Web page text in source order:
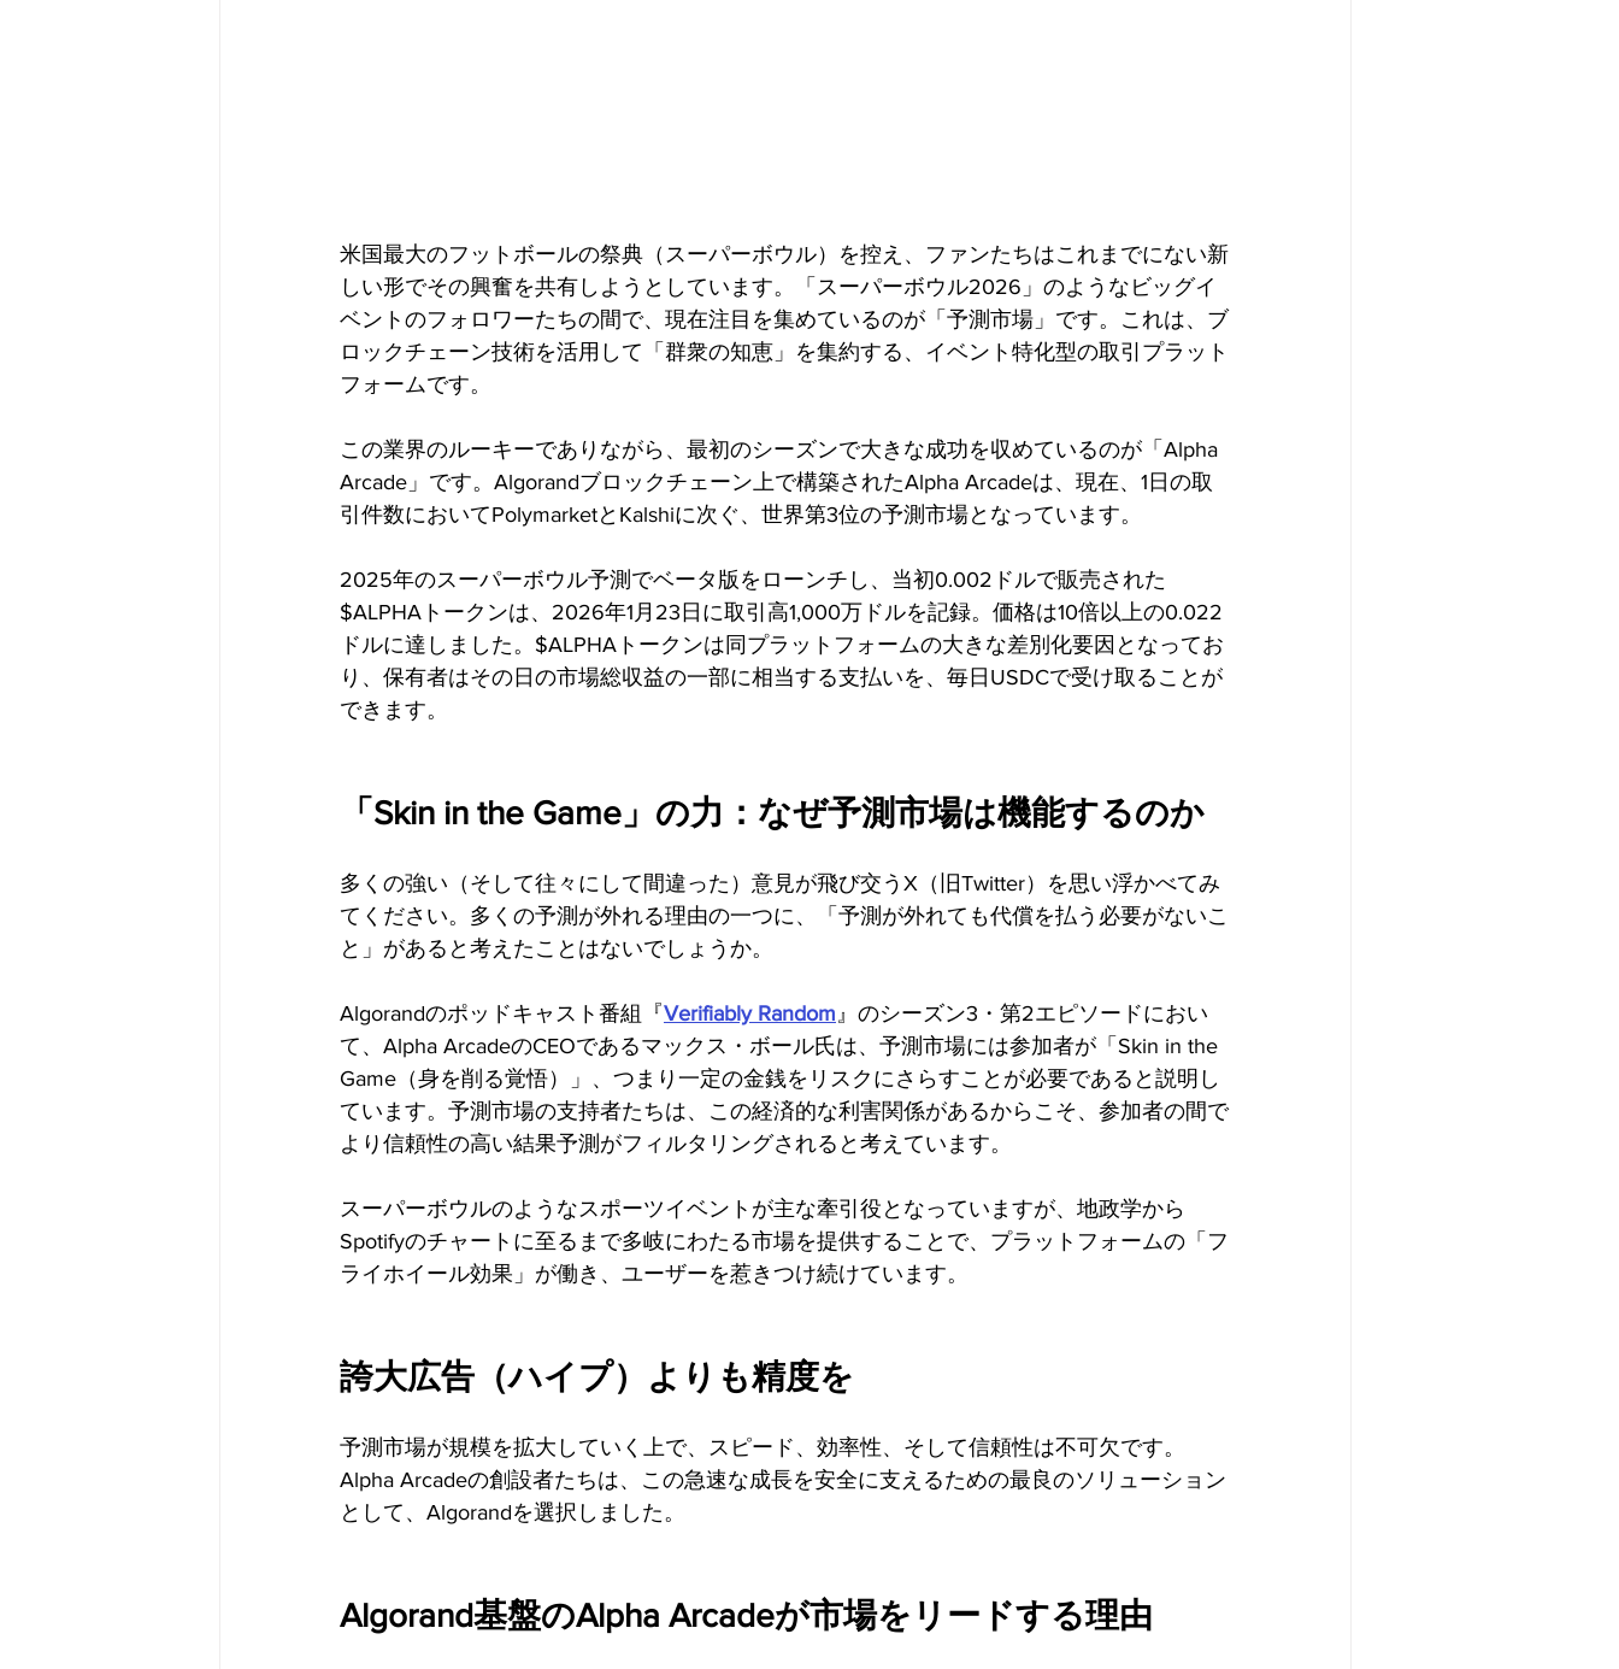
米国最大のフットボールの祭典（スーパーボウル）を控え、ファンたちはこれまでにない新
しい形でその興奮を共有しようとしています。「スーパーボウル2026」のようなビッグイ
ベントのフォロワーたちの間で、現在注目を集めているのが「予測市場」です。これは、ブ
ロックチェーン技術を活用して「群衆の知恵」を集約する、イベント特化型の取引プラット
フォームです。
この業界のルーキーでありながら、最初のシーズンで大きな成功を収めているのが「Alpha
Arcade」です。Algorandブロックチェーン上で構築されたAlpha Arcadeは、現在、1日の取
引件数においてPolymarketとKalshiに次ぐ、世界第3位の予測市場となっています。
2025年のスーパーボウル予測でベータ版をローンチし、当初0.002ドルで販売された
$ALPHAトークンは、2026年1月23日に取引高1,000万ドルを記録。価格は10倍以上の0.022
ドルに達しました。$ALPHAトークンは同プラットフォームの大きな差別化要因となってお
り、保有者はその日の市場総収益の一部に相当する支払いを、毎日USDCで受け取ることが
できます。
「Skin in the Game」の力：なぜ予測市場は機能するのか
多くの強い（そして往々にして間違った）意見が飛び交うX（旧Twitter）を思い浮かべてみ
てください。多くの予測が外れる理由の一つに、「予測が外れても代償を払う必要がないこ
と」があると考えたことはないでしょうか。
Algorandのポッドキャスト番組『Verifiably Random』のシーズン3・第2エピソードにおい
て、Alpha ArcadeのCEOであるマックス・ボール氏は、予測市場には参加者が「Skin in the
Game（身を削る覚悟）」、つまり一定の金銭をリスクにさらすことが必要であると説明し
ています。予測市場の支持者たちは、この経済的な利害関係があるからこそ、参加者の間で
より信頼性の高い結果予測がフィルタリングされると考えています。
スーパーボウルのようなスポーツイベントが主な牽引役となっていますが、地政学から
Spotifyのチャートに至るまで多岐にわたる市場を提供することで、プラットフォームの「フ
ライホイール効果」が働き、ユーザーを惹きつけ続けています。
誇大広告（ハイプ）よりも精度を
予測市場が規模を拡大していく上で、スピード、効率性、そして信頼性は不可欠です。
Alpha Arcadeの創設者たちは、この急速な成長を安全に支えるための最良のソリューション
として、Algorandを選択しました。
Algorand基盤のAlpha Arcadeが市場をリードする理由